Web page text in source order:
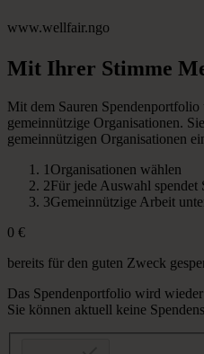
www.wellfair.ngo
Mit Ihrer Stimme
Mit dem Sauren Spendenportfolio
gemeinnützige Organisationen.
gemeinnützigen Organisationen
1 Organisationen wählen
2Für jede Auswahl spendet
3Gemeinnützige Arbeit
0 €
bereits für den guten Zweck
Das Spendenportfolio wird
Sie können aktuell keine